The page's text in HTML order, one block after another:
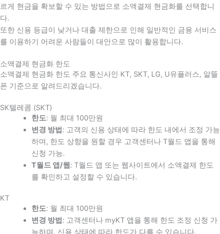
르게 현금을 확보할 수 있는 방법으로 소액결제 현금화를 선택합니
다.
또한 신용 등급이 낮거나 대출 제한으로 인해 일반적인 금융 서비스
를 이용하기 어려운 사람들이 대안으로 많이 활용합니다.
소액결제 현금화 한도
소액결제 현금화 한도 주요 통신사인 KT, SKT, LG, U유플러스, 알뜰
폰 기준으로 알려드리겠습니다.
SK텔레콤 (SKT)
한도: 월 최대 100만원
변경 방법 : 고객의 신용 상태에 따라 한도 내에서 조정 가능
하며, 한도 상향을 원할 경우 고객센터나 T월드 앱을 통해
신청 가능.
T월드 앱/웹 : T월드 앱 또는 웹사이트에서 소액결제 한도
를 확인하고 설정할 수 있습니다.
KT
한도: 월 최대 100만원
변경 방법 : 고객센터나 myKT 앱을 통해 한도 조정 신청 가
능하며, 신용 상태에 따라 한도가 다를 수 있습니다.